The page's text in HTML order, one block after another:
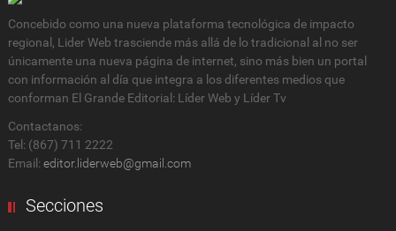
Concebido como una nueva plataforma tecnológica de impacto
regional, Lider Web trasciende más allá de lo tradicional al no ser
únicamente una nueva página de internet, sino más bien un portal
con información al día que integra a los diferentes medios que
conforman El Grande Editorial: Líder Web y Líder Tv
Contactanos:
Tel: (867) 711 2222
Email: editor.liderweb@gmail.com
Secciones